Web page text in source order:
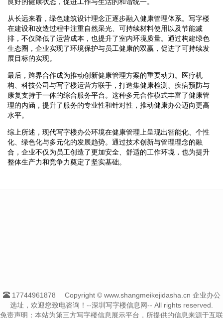
从长远来看，绿色建筑设计理念正逐步融入健康管理体系。写字楼
在建设和改造过程中注重自然采光、可持续材料使用以及节能减
排，不仅降低了运营成本，也提升了室内环境质量。通过构建绿色
生态圈，企业实现了环境保护与员工健康的双赢，促进了可持续发
展目标的实现。
最后，跨界合作成为推动创新健康管理方案的重要动力。医疗机
构、科技公司与写字楼运营方联手，打造集健康检测、疾病预防与
康复支持于一体的综合服务平台。这种多元合作模式丰富了健康管
理的内涵，提升了服务的专业性和针对性，推动健康办公迈向更高
水平。
综上所述，现代写字楼办公环境在健康管理上呈现出智能化、个性
化、绿色化与多元化的发展趋势。通过技术创新与管理理念的融
合，企业不仅为员工创造了更加安全、舒适的工作环境，也为提升
整体生产力和竞争力奠定了坚实基础。
17744961878
Copyright © www.shangmeikejidasha.cn 企业办公
选址，欢迎您致电咨询！--深圳写字楼信息网-- All rights reserved.
免责声明：本站为第三方写字楼信息展示平台，所提供的信息来源于互联